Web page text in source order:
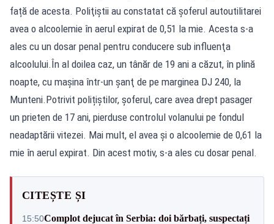
față de acesta. Poliţiştii au constatat că şoferul autoutilitarei
avea o alcoolemie în aerul expirat de 0,51 la mie. Acesta s-a
ales cu un dosar penal pentru conducere sub influenţa
alcoolului.În al doilea caz, un tânăr de 19 ani a căzut, în plină
noapte, cu maşina într-un şanţ de pe marginea DJ 240, la
Munteni.Potrivit polițiștilor, şoferul, care avea drept pasager
un prieten de 17 ani, pierduse controlul volanului pe fondul
neadaptării vitezei. Mai mult, el avea și o alcoolemie de 0,61 la
mie în aerul expirat. Din acest motiv, s-a ales cu dosar penal.
CITEȘTE ȘI
15:50Complot dejucat în Serbia: doi bărbați, suspectați